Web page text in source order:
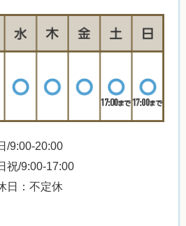
/9:00-20:00
祝/9:00-17:00
日：不定休